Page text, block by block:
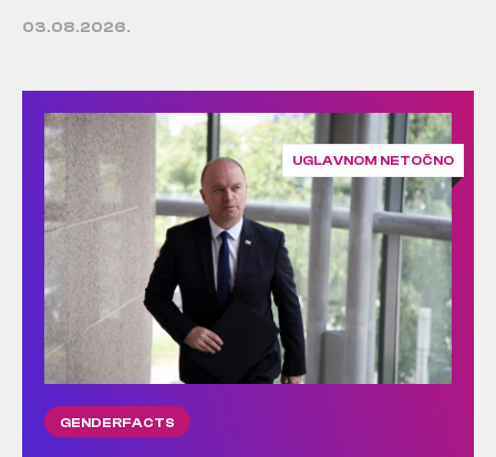
03.08.2026.
UGLAVNOM NETOČNO
GENDERFACTS